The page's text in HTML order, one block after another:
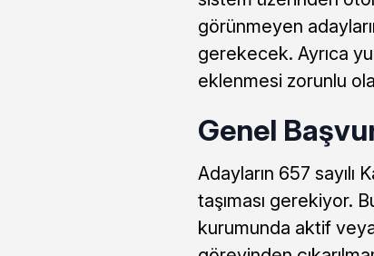
görünmeyen
gerekecek. Ayrıca
eklenmesi zorunlu
Genel
Adayların 657
taşıması gerekiyor.
kurumunda aktif